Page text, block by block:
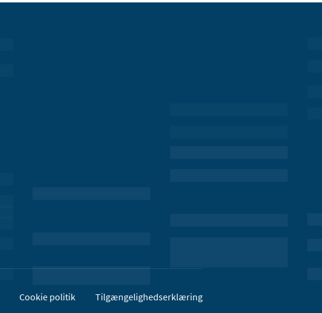
Cookie politik Tilgængelighedserklæring